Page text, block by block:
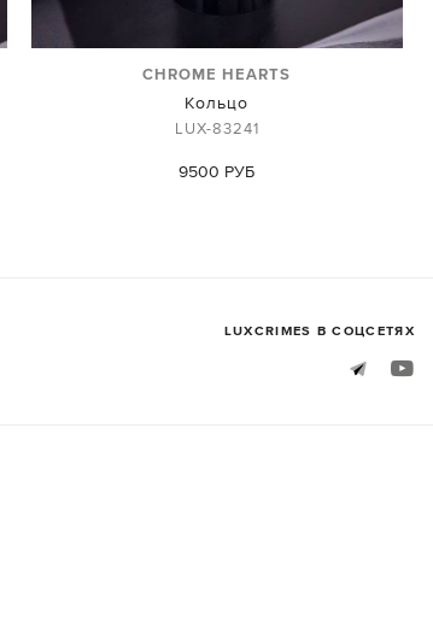
CHROME HEARTS
Кольцо
LUX-83241
9500 РУБ
LUXСRIMES В СОЦСЕТЯХ